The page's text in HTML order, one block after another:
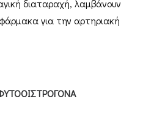
διαταραχή, λαμβάνουν
για την αρτηριακή